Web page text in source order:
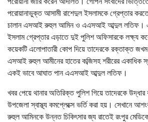
পরোয়ানাভুক্ত আসামী রাশেদুল ইসলামকে গ্রেপ্তার
চালান এসআই রুহুল আমিন ও এএসআই আব্দুল লতিফ। এ
ইসলাম গ্রেপ্তার এড়াতে দুই পুলিশ অফিসারকে লক্ষ্য করে
কয়েকটি এলোপাতারী কোপ দিয়ে তাদেরকে রক্তাক্ত
এসআই রুহুল আমীনের হাতের কব্জিসহ শরীরের একাধিক
একই ভাবে আঘাত পান এএসআই আব্দুল লতিফ।
খবর পেয়ে থানার অতিরিক্ত পুলিশ গিয়ে তাদেরকে উদ্ধার
উপজেলা স্বাস্থ্য কমপ্লেক্সে ভর্তি করা হয়। সেখানে
রুহুল আমিনকে উন্নত চিকিৎসার জ্য রাতেই রংপুর